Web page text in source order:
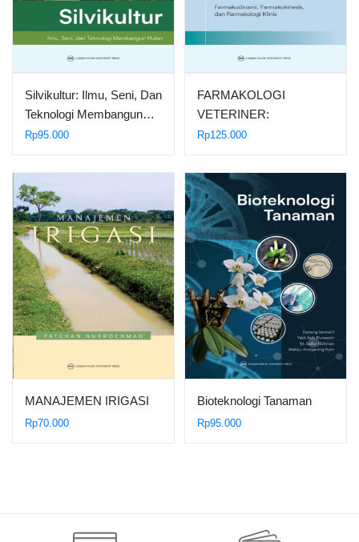
Silvikultur: Ilmu, Seni, Dan
Teknologi Membangun…
Rp95.000
FARMAKOLOGI
VETERINER:
FARMAKODINAMI,
DAN FARMAKOLOGI…
Rp125.000
MANAJEMEN IRIGASI
Rp70.000
Bioteknologi Tanaman
Rp95.000